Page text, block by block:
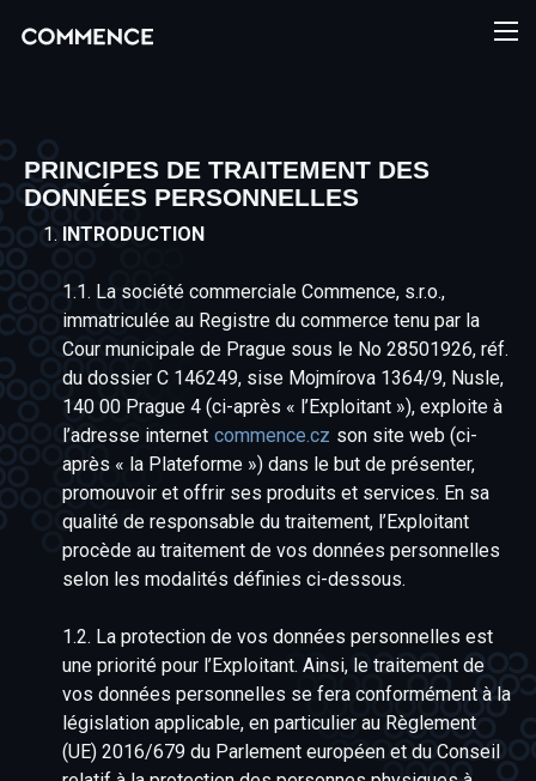
PRINCIPES DE TRAITEMENT DES
DONNÉES PERSONNELLES
INTRODUCTION
1.1. La société commerciale Commence, s.r.o.,
immatriculée au Registre du commerce tenu par la
Cour municipale de Prague sous le No 28501926, réf.
du dossier C 146249, sise Mojmírova 1364/9, Nusle,
140 00 Prague 4 (ci-après « l’Exploitant »), exploite à
l’adresse internet commence.cz son site web (ci-
après « la Plateforme ») dans le but de présenter,
promouvoir et offrir ses produits et services. En sa
qualité de responsable du traitement, l’Exploitant
procède au traitement de vos données personnelles
selon les modalités définies ci-dessous.
1.2. La protection de vos données personnelles est
une priorité pour l’Exploitant. Ainsi, le traitement de
vos données personnelles se fera conformément à la
législation applicable, en particulier au Règlement
(UE) 2016/679 du Parlement européen et du Conseil